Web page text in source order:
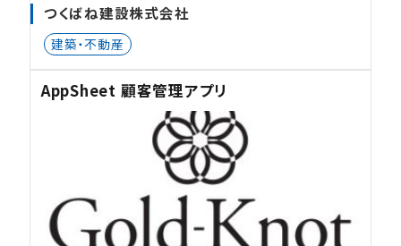
つくばね建設株式会社
建築・不動産
AppSheet 顧客管理アプリ